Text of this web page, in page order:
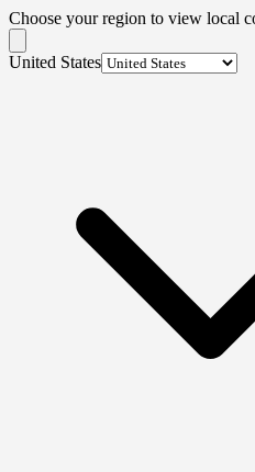
Choose your region to view local
United States